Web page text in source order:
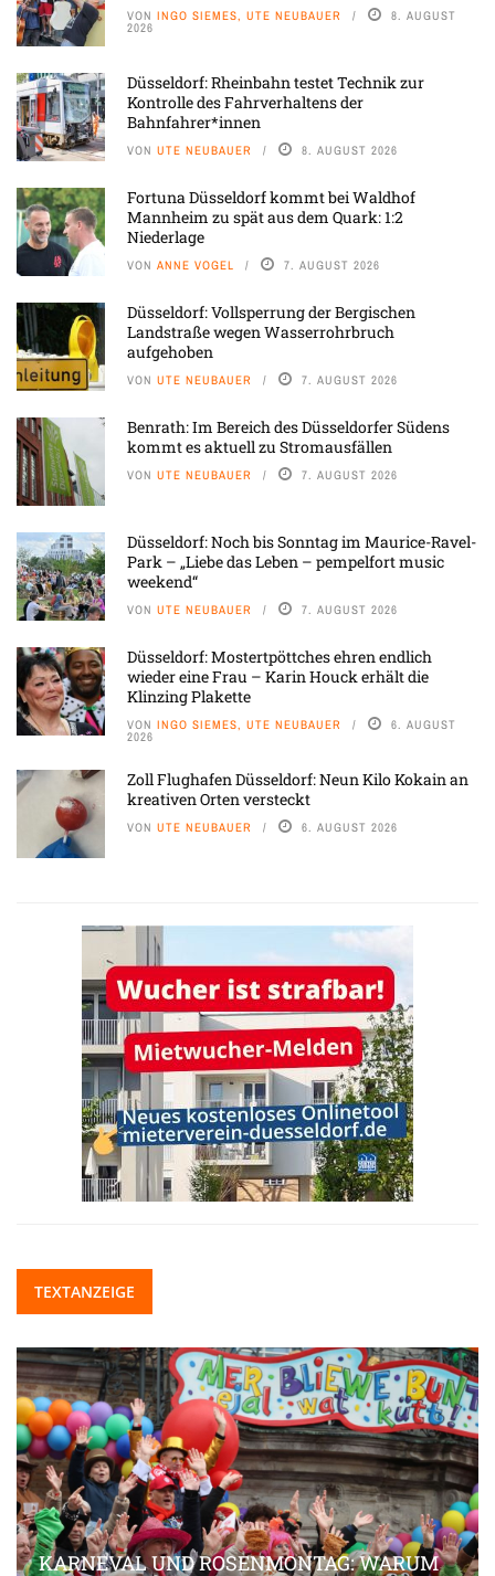
VON INGO SIEMES, UTE NEUBAUER 8. AUGUST
2026
Düsseldorf: Rheinbahn testet Technik zur
Kontrolle des Fahrverhaltens der
Bahnfahrer*innen
VON UTE NEUBAUER 8. AUGUST 2026
Fortuna Düsseldorf kommt bei Waldhof
Mannheim zu spät aus dem Quark: 1:2
Niederlage
VON ANNE VOGEL 7. AUGUST 2026
Düsseldorf: Vollsperrung der Bergischen
Landstraße wegen Wasserrohrbruch
aufgehoben
VON UTE NEUBAUER 7. AUGUST 2026
Benrath: Im Bereich des Düsseldorfer Südens
kommt es aktuell zu Stromausfällen
VON UTE NEUBAUER 7. AUGUST 2026
Düsseldorf: Noch bis Sonntag im Maurice-Ravel-
Park – „Liebe das Leben – pempelfort music
weekend“
VON UTE NEUBAUER 7. AUGUST 2026
Düsseldorf: Mostertpöttches ehren endlich
wieder eine Frau – Karin Houck erhält die
Klinzing Plakette
VON INGO SIEMES, UTE NEUBAUER 6. AUGUST
2026
Zoll Flughafen Düsseldorf: Neun Kilo Kokain an
kreativen Orten versteckt
VON UTE NEUBAUER 6. AUGUST 2026
TEXTANZEIGE
KARNEVAL UND ROSENMONTAG: WARUM